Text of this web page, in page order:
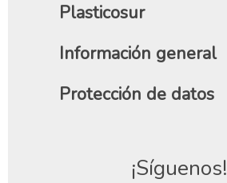
Plasticosur
Información general
Protección de datos
¡Síguenos!